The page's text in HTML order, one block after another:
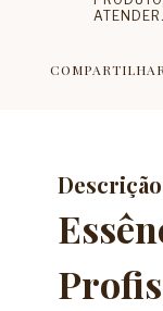
ATENDER.
Descrição